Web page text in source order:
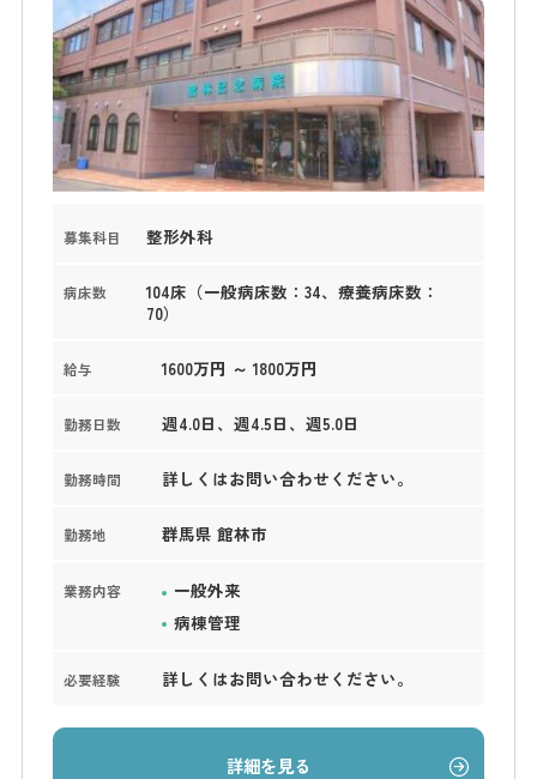
募集科目 整形外科
病床数
104床（一般病床数：34、療養病床数：
70）
給与 1600万円 ～ 1800万円
勤務日数 週4.0日、週4.5日、週5.0日
勤務時間 詳しくはお問い合わせください。
勤務地 群馬県 館林市
業務内容
一般外来
病棟管理
必要経験 詳しくはお問い合わせください。
詳細を見る